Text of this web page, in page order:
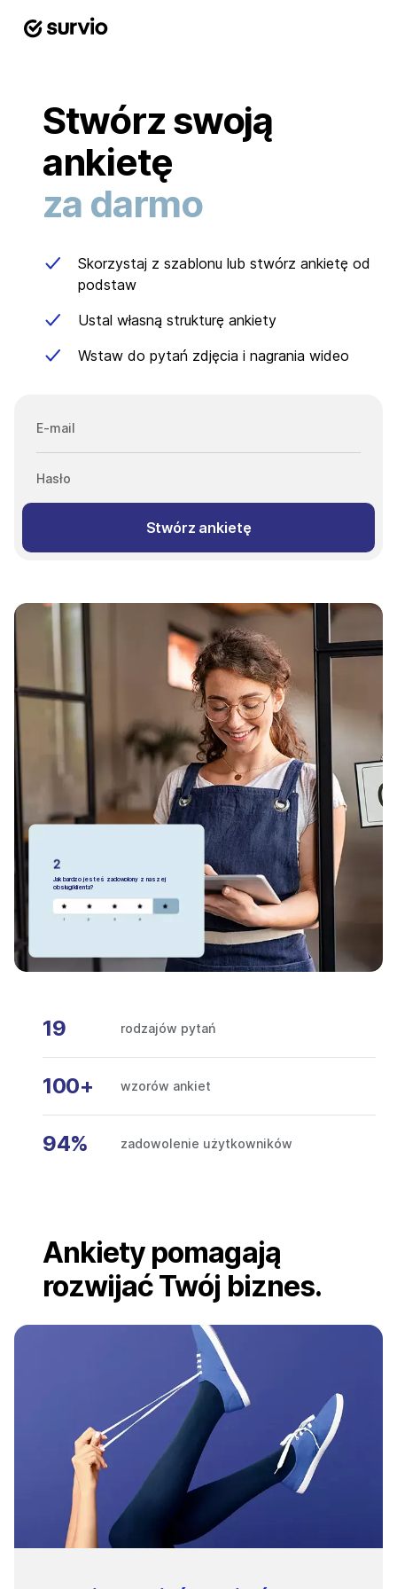
Stwórz swoją
ankietę
za darmo
Skorzystaj z szablonu lub stwórz ankietę od
podstaw
Ustal własną strukturę ankiety
Wstaw do pytań zdjęcia i nagrania wideo
E-mail
Hasło
Stwórz ankietę
Jak bardzo jesteś zadowolony z naszej
obsługi klienta?
19 rodzajów pytań
100+ wzorów ankiet
94% zadowolenie użytkowników
Ankiety pomagają
rozwijać Twój biznes.